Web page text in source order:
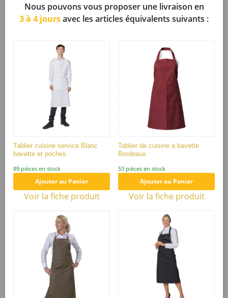
TABLIER DE
BORDEAUX
Tablier serveur /
Tablier serveuse
à partir de Prix
14,95 €
TABLIER À
Tenue serveur /
Tenue serveuse
à partir de 14,04 €
TABLIER DE
CUISINE RAYÉ
NOIR POUR LA
SALLE...
Tablier de cuisine
TABLIER DE
SERVICE NOIR À
BRODER AVEC...
Tablier serveur /
Tablier serveuse
Nous pouvons vous proposer une livraison en
3 à 4 joursavec les articles équivalents suivants :
Tablier cuisine service Blanc
bavette et poches
89 pièces en stock
Ajouter au Panier
Voir la fiche produit
Tablier de cuisine a bavette
Bordeaux
53 pièces en stock
Ajouter au Panier
Voir la fiche produit